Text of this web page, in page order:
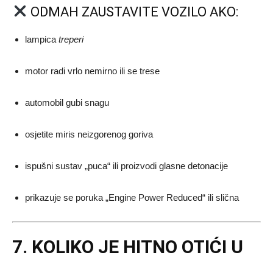
ODMAH ZAUSTAVITE VOZILO AKO:
lampica treperi
motor radi vrlo nemirno ili se trese
automobil gubi snagu
osjetite miris neizgorenog goriva
ispušni sustav „puca“ ili proizvodi glasne detonacije
prikazuje se poruka „Engine Power Reduced“ ili slična
7. KOLIKO JE HITNO OTIĆI U